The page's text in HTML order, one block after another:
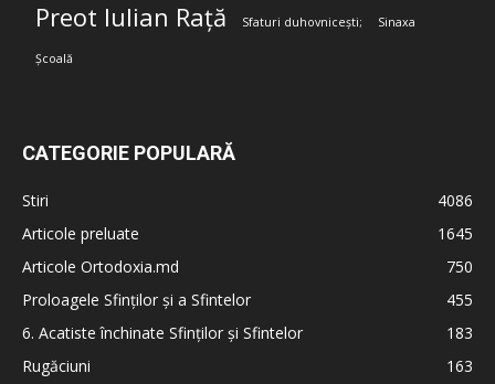
Preot Iulian Rață Sfaturi duhovnicești; Sinaxa
Școală
CATEGORIE POPULARĂ
Stiri
4086
Articole preluate
1645
Articole Ortodoxia.md
750
Proloagele Sfinților și a Sfintelor
455
6. Acatiste închinate Sfinților și Sfintelor
183
Rugăciuni
163